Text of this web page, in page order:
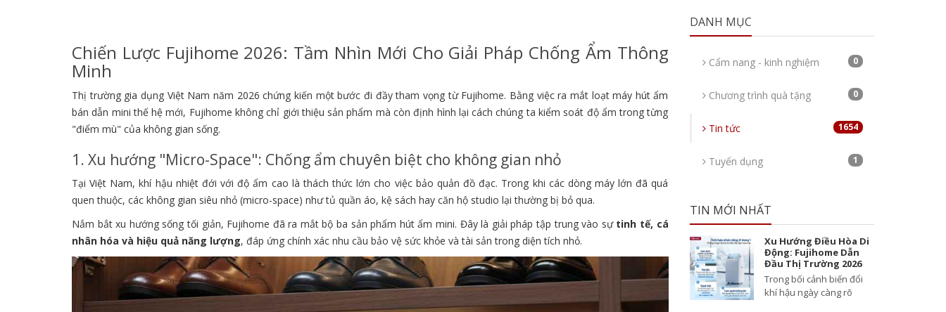
Chiến Lược Fujihome 2026: Tầm Nhìn Mới Cho Giải Pháp Chống Ẩm Thông
Minh
Thị trường gia dụng Việt Nam năm 2026 chứng kiến một bước đi đầy tham vọng từ Fujihome. Bằng việc ra mắt loạt máy hút ẩm
bán dẫn mini thế hệ mới, Fujihome không chỉ giới thiệu sản phẩm mà còn định hình lại cách chúng ta kiểm soát độ ẩm trong từng
"điểm mù" của không gian sống.
1. Xu hướng "Micro-Space": Chống ẩm chuyên biệt cho không gian nhỏ
Tại Việt Nam, khí hậu nhiệt đới với độ ẩm cao là thách thức lớn cho việc bảo quản đồ đạc. Trong khi các dòng máy lớn đã quá
quen thuộc, các không gian siêu nhỏ (micro-space) như tủ quần áo, kệ sách hay căn hộ studio lại thường bị bỏ qua.
Nắm bắt xu hướng sống tối giản, Fujihome đã ra mắt bộ ba sản phẩm hút ẩm mini. Đây là giải pháp tập trung vào sự tinh tế, cá
nhân hóa và hiệu quả năng lượng, đáp ứng chính xác nhu cầu bảo vệ sức khỏe và tài sản trong diện tích nhỏ.
DANH MỤC
Cẩm nang - kinh nghiệm 0
Chương trình quà tặng 0
Tin tức 1654
Tuyển dụng 1
TIN MỚI NHẤT
Xu Hướng Điều Hòa Di
Động: Fujihome Dẫn
Đầu Thị Trường 2026
Trong bối cảnh biến đổi
khí hậu ngày càng rõ